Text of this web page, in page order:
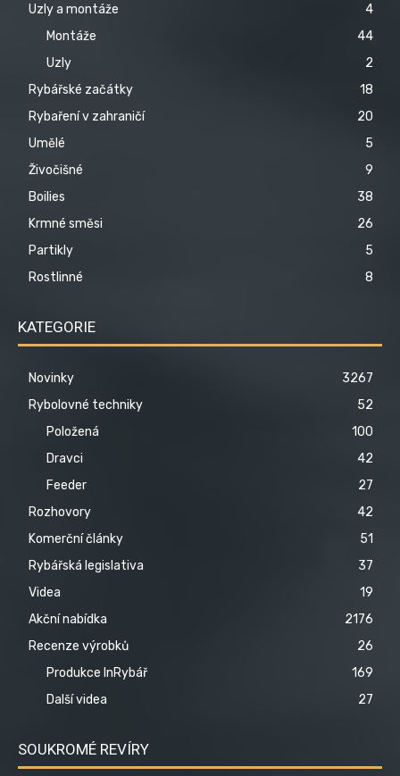
Uzly a montáže
4
Montáže
44
Uzly
2
Rybářské začátky
18
Rybaření v zahraničí
20
Umělé
5
Živočišné
9
Boilies
38
Krmné směsi
26
Partikly
5
Rostlinné
8
KATEGORIE
Novinky
3267
Rybolovné techniky
52
Položená
100
Dravci
42
Feeder
27
Rozhovory
42
Komerční články
51
Rybářská legislativa
37
Videa
19
Akční nabídka
2176
Recenze výrobků
26
Produkce InRybář
169
Další videa
27
SOUKROMÉ REVÍRY